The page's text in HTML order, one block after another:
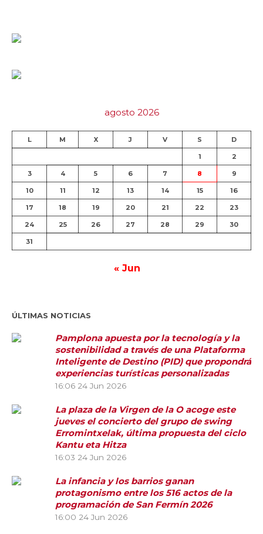
agosto 2026
L M X J V S D
1 2
3 4 5 6 7 8 9
10 11 12 13 14 15 16
17 18 19 20 21 22 23
24 25 26 27 28 29 30
31
« Jun
ÚLTIMAS NOTICIAS
Pamplona apuesta por la tecnología y la
sostenibilidad a través de una Plataforma
Inteligente de Destino (PID) que propondrá
experiencias turísticas personalizadas
16:06 24 Jun 2026
La plaza de la Virgen de la O acoge este
jueves el concierto del grupo de swing
Erromintxelak, última propuesta del ciclo
Kantu eta Hitza
16:03 24 Jun 2026
La infancia y los barrios ganan
protagonismo entre los 516 actos de la
programación de San Fermín 2026
16:00 24 Jun 2026